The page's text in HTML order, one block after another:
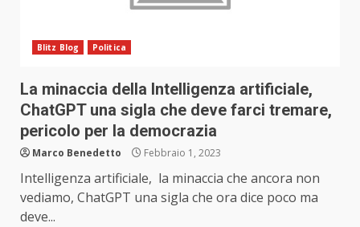
Blitz Blog Politica
La minaccia della Intelligenza artificiale,
ChatGPT una sigla che deve farci tremare,
pericolo per la democrazia
Marco Benedetto Febbraio 1, 2023
Intelligenza artificiale, la minaccia che ancora non
vediamo, ChatGPT una sigla che ora dice poco ma
deve...